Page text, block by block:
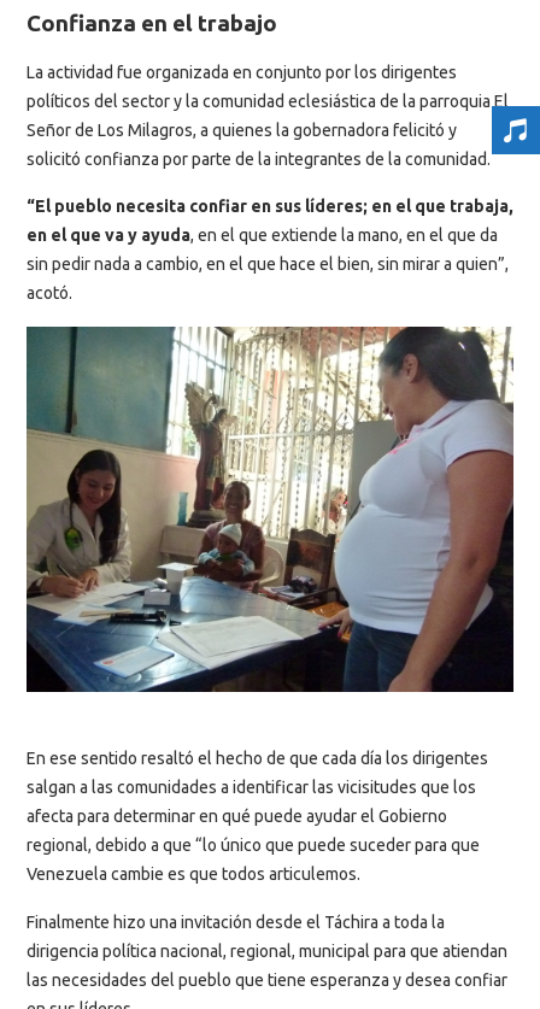
Confianza en el trabajo
La actividad fue organizada en conjunto por los dirigentes
políticos del sector y la comunidad eclesiástica de la parroquia El
Señor de Los Milagros, a quienes la gobernadora felicitó y
solicitó confianza por parte de la integrantes de la comunidad.
“El pueblo necesita confiar en sus líderes; en el que trabaja,
en el que va y ayuda, en el que extiende la mano, en el que da
sin pedir nada a cambio, en el que hace el bien, sin mirar a quien”,
acotó.
En ese sentido resaltó el hecho de que cada día los dirigentes
salgan a las comunidades a identificar las vicisitudes que los
afecta para determinar en qué puede ayudar el Gobierno
regional, debido a que “lo único que puede suceder para que
Venezuela cambie es que todos articulemos.
Finalmente hizo una invitación desde el Táchira a toda la
dirigencia política nacional, regional, municipal para que atiendan
las necesidades del pueblo que tiene esperanza y desea confiar